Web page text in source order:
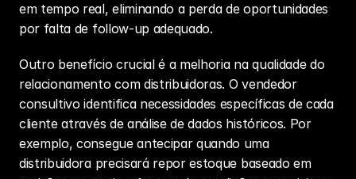
em tempo real, eliminando a perda de oportunidades
por falta de follow-up adequado.
Outro benefício crucial é a melhoria na qualidade do
relacionamento com distribuidoras. O vendedor
consultivo identifica necessidades específicas de cada
cliente através de análise de dados históricos. Por
exemplo, consegue antecipar quando uma
distribuidora precisará repor estoque baseado em